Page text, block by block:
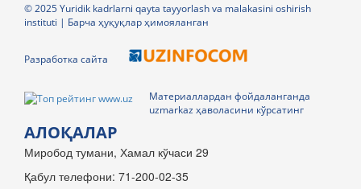
© 2025 Yuridik kadrlarni qayta tayyorlash va malakasini oshirish
instituti | Барча ҳуқуқлар ҳимояланган
Разработка сайта
Материаллардан фойдаланганда
uzmarkaz ҳаволасини кўрсатинг
АЛОҚАЛАР
Миробод тумани, Хамал кўчаси 29
Қабул телефони: 71-200-02-35